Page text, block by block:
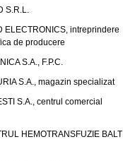
S.R.L.
ELECTRONICS, intreprindere
de producere
S.A., F.P.C.
S.A., magazin specializat
S.A., centrul comercial
HEMOTRANSFUZIE